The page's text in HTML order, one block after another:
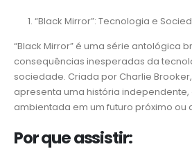
“Black Mirror”: Tecnologia e
“Black Mirror” é uma série antológica
consequências inesperadas da
sociedade. Criada por Charlie
apresenta uma história
ambientada em um futuro próximo ou
Por que assistir: